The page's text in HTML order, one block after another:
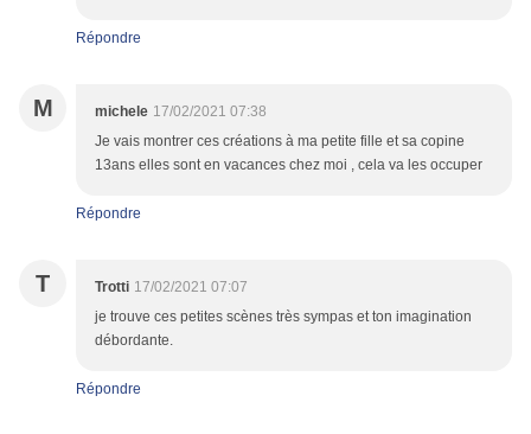
Répondre
M michele 17/02/2021 07:38
Je vais montrer ces créations à ma petite fille et sa copine
13ans elles sont en vacances chez moi , cela va les occuper
Répondre
T Trotti 17/02/2021 07:07
je trouve ces petites scènes très sympas et ton imagination
débordante.
Répondre